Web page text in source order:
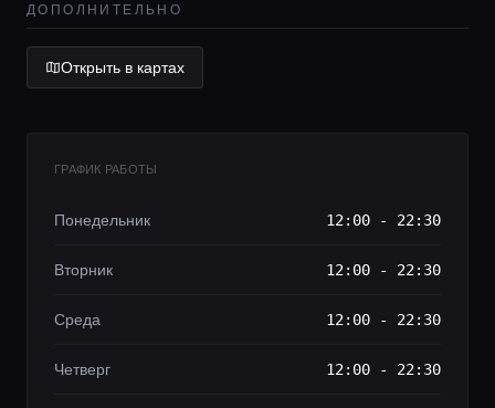
Консьерж сервис
Lifestyle журнал
ДОПОЛНИТЕЛЬНО
Открыть в картах
ГРАФИК РАБОТЫ
Понедельник 12:00 - 22:30
Вторник 12:00 - 22:30
Среда 12:00 - 22:30
Четверг 12:00 - 22:30